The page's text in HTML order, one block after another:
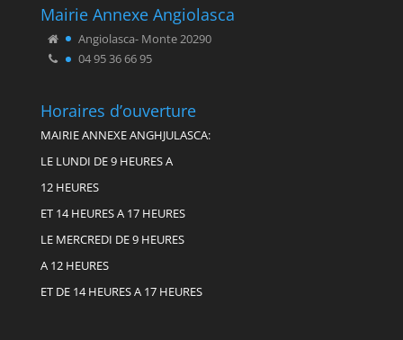
Mairie Annexe Angiolasca
Angiolasca- Monte 20290
04 95 36 66 95
Horaires d’ouverture
MAIRIE ANNEXE ANGHJULASCA:
LE LUNDI DE 9 HEURES A
12 HEURES
ET 14 HEURES A 17 HEURES
LE MERCREDI DE 9 HEURES
A 12 HEURES
ET DE 14 HEURES A 17 HEURES